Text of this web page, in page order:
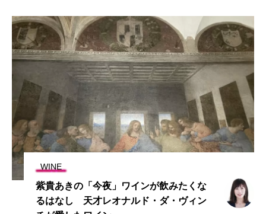
WINE
紫貴あきの「今夜」ワインが飲みたくな
るはなし 天才レオナルド・ダ・ヴィン